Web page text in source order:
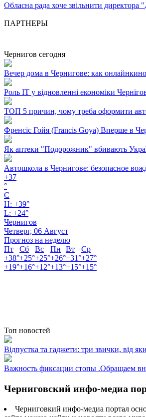
Обласна рада хоче звільнити директора
ПАРТНЕРЫ
Чернигов сегодня
Вечер дома в Чернигове: как
Роль ІТ у відновленні економіки
ТОП 5 причин, чому треба оформити
Френсіс Гойя (Francis Goya) Вперше в
Як аптеки "Подорожник" вбивають
Автошкола в Чернигове: безопасное
+37
°
C
H: +39°
L: +24°
Чернигов
Четверг, 06 Август
Прогноз на неделю
Пт
Сб Вс Пн Вт
Ср
+38°+25°+25°+26°+31°+27°
+19°+16°+12°+13°+15°+15°
Топ новостей
Відпустка та гаджети: три звички, від
Важность фиксации стопы .Обращаем
Черниговский инфо-медиа
Черниговкий инфо-медиа портал